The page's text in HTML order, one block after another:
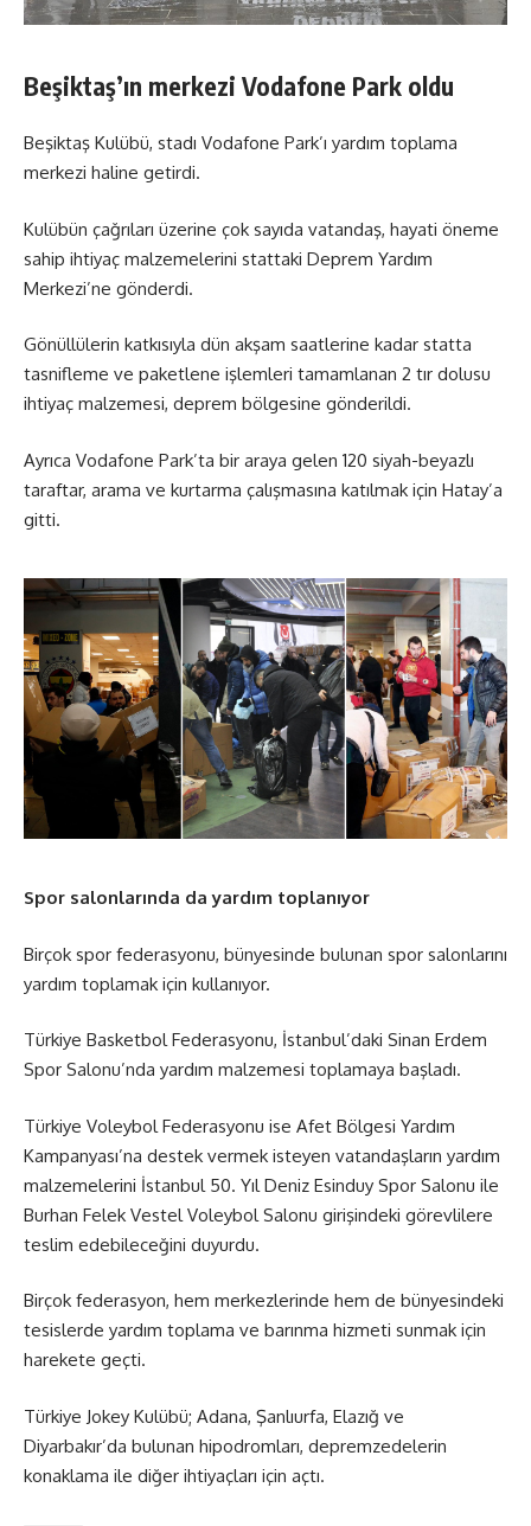
Beşiktaş’ın merkezi Vodafone Park oldu
Beşiktaş Kulübü, stadı Vodafone Park’ı yardım toplama
merkezi haline getirdi.
Kulübün çağrıları üzerine çok sayıda vatandaş, hayati öneme
sahip ihtiyaç malzemelerini stattaki Deprem Yardım
Merkezi’ne gönderdi.
Gönüllülerin katkısıyla dün akşam saatlerine kadar statta
tasnifleme ve paketlene işlemleri tamamlanan 2 tır dolusu
ihtiyaç malzemesi, deprem bölgesine gönderildi.
Ayrıca Vodafone Park’ta bir araya gelen 120 siyah-beyazlı
taraftar, arama ve kurtarma çalışmasına katılmak için Hatay’a
gitti.
Spor salonlarında da yardım toplanıyor
Birçok spor federasyonu, bünyesinde bulunan spor salonlarını
yardım toplamak için kullanıyor.
Türkiye Basketbol Federasyonu, İstanbul’daki Sinan Erdem
Spor Salonu’nda yardım malzemesi toplamaya başladı.
Türkiye Voleybol Federasyonu ise Afet Bölgesi Yardım
Kampanyası’na destek vermek isteyen vatandaşların yardım
malzemelerini İstanbul 50. Yıl Deniz Esinduy Spor Salonu ile
Burhan Felek Vestel Voleybol Salonu girişindeki görevlilere
teslim edebileceğini duyurdu.
Birçok federasyon, hem merkezlerinde hem de bünyesindeki
tesislerde yardım toplama ve barınma hizmeti sunmak için
harekete geçti.
Türkiye Jokey Kulübü; Adana, Şanlıurfa, Elazığ ve
Diyarbakır’da bulunan hipodromları, depremzedelerin
konaklama ile diğer ihtiyaçları için açtı.